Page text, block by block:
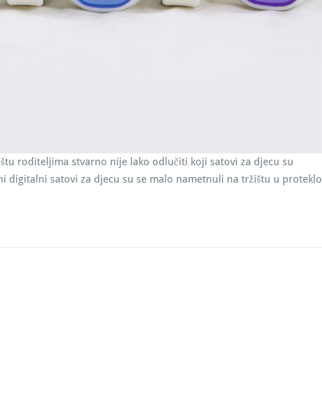
roditeljima stvarno nije lako odlučiti koji satovi za djecu su
digitalni satovi za djecu su se malo nametnuli na tržištu u proteklo